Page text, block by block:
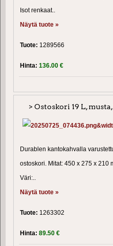
Isot renkaat..
Näytä tuote »
Tuote: 1289566
Hinta: 136.00 €
> Ostoskori 19 L,
Durablen kantokahvalla
ostoskori. Mitat: 450 x 275 x 210
Väri:..
Näytä tuote »
Tuote: 1263302
Hinta: 89.50 €